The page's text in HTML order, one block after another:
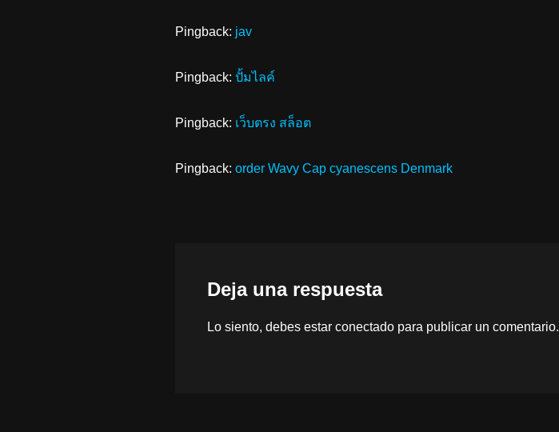
Pingback: jav
Pingback: ปั้มไลค์
Pingback: เว็บตรง สล็อต
Pingback: order Wavy Cap cyanescens Denmark
Deja una respuesta
Lo siento, debes estar conectado para publicar un comentario.